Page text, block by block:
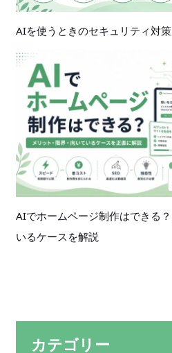
AIを使うときのセキュリティ対
AIでホームページ制作はできる
いるケースを解説
カテゴリー